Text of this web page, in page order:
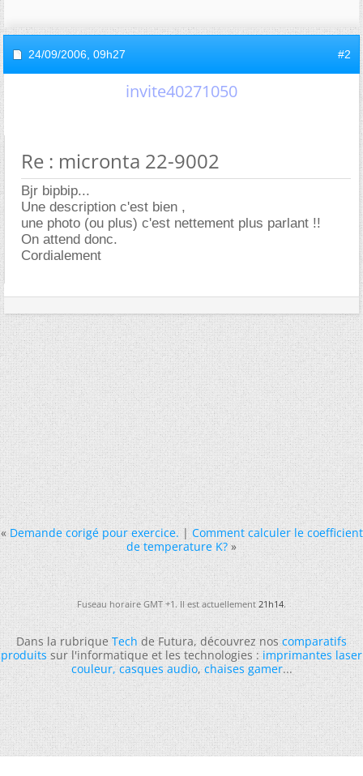
24/09/2006, 09h27 #2
invite40271050
Re : micronta 22-9002
Bjr bipbip...
Une description c'est bien ,
une photo (ou plus) c'est nettement plus parlant !!
On attend donc.
Cordialement
« Demande corigé pour exercice.|Comment calculer le coefficient
de temperature K? »
Fuseau horaire GMT +1. Il est actuellement21h14.
Dans la rubriqueTechde Futura, découvrez noscomparatifs
produitssur l'informatique et les technologies :imprimantes laser
couleur,casques audio,chaises gamer...